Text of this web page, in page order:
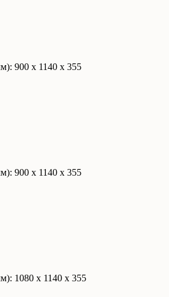
900 х 1140 х 355
900 х 1140 х 355
1080 х 1140 х 355